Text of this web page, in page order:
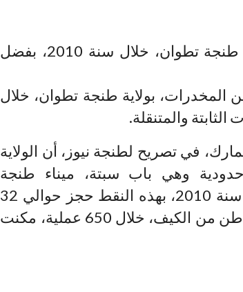
تم حجز حوالي 40 طن من المخدرات، بولاية طنجة تطوان، خلال سنة 2010، بفضل
40 طن من المخدرات، بولاية طنجة تطوان، خلال
في تصريح لطنجة نيوز، أن الولاية
وهي باب سبتة، ميناء طنجة
المتوسط وميناء طنجة المدينة، حيث تم خلال سنة 2010، بهذه النقط حجز حوالي 32
طن من المخدرات منها 29 طن من الشيرا و1 طن من الكيف، خلال 650 عملية، مكنت